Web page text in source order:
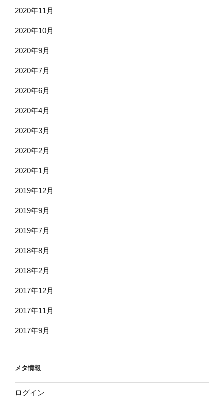
2020年11月
2020年10月
2020年9月
2020年7月
2020年6月
2020年4月
2020年3月
2020年2月
2020年1月
2019年12月
2019年9月
2019年7月
2018年8月
2018年2月
2017年12月
2017年11月
2017年9月
メタ情報
ログイン